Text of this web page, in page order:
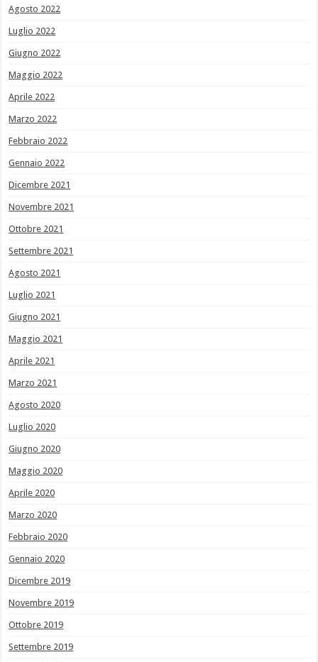
Agosto 2022
Luglio 2022
Giugno 2022
Maggio 2022
Aprile 2022
Marzo 2022
Febbraio 2022
Gennaio 2022
Dicembre 2021
Novembre 2021
Ottobre 2021
Settembre 2021
Agosto 2021
Luglio 2021
Giugno 2021
Maggio 2021
Aprile 2021
Marzo 2021
Agosto 2020
Luglio 2020
Giugno 2020
Maggio 2020
Aprile 2020
Marzo 2020
Febbraio 2020
Gennaio 2020
Dicembre 2019
Novembre 2019
Ottobre 2019
Settembre 2019